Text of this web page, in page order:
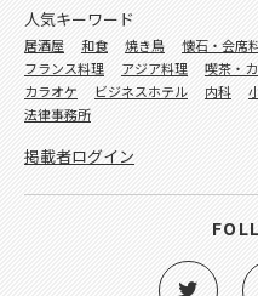
人気キーワード
居酒屋 和食 焼き鳥 懐石・会席
フランス料理
アジア料理 喫茶・
カラオケ
ビジネスホテル 内科
法律事務所
掲載者ログイン